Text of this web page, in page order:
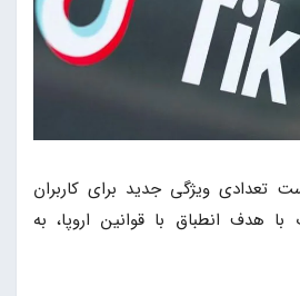
تعدادی ویژگی جدید برای کاربران
با هدف انطباق با قوانین اروپا، به